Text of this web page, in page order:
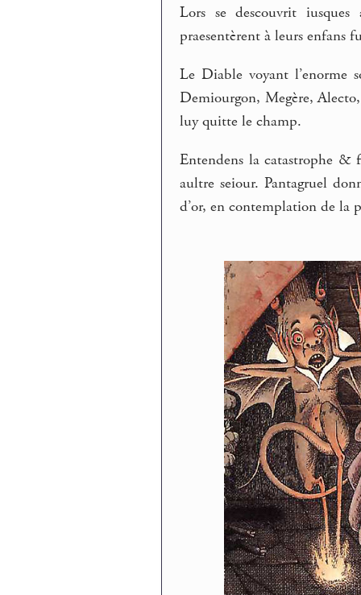
Lors se descouvrit
praesentèrent à leurs enfans
Le Diable voyant l’enorme
Demiourgon, Megère,
luy quitte le champ.
Entendens la catastrophe &
aultre seiour. Pantagruel
d’or, en contemplation de